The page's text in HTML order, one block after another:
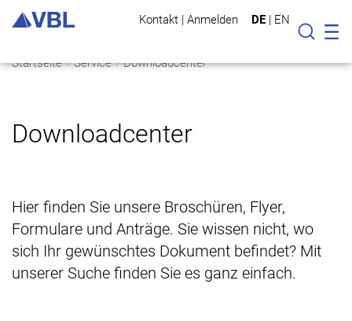
Kontakt | Anmelden DE | EN
Suche
Startseite Service Downloadcenter
Downloadcenter
Hier finden Sie unsere Broschüren, Flyer,
Formulare und Anträge. Sie wissen nicht, wo
sich Ihr gewünschtes Dokument befindet? Mit
unserer Suche finden Sie es ganz einfach.